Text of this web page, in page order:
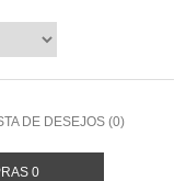
DE DESEJOS (0)
0